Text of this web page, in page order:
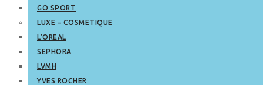
GO SPORT
LUXE – COSMETIQUE
L’OREAL
SEPHORA
LVMH
YVES ROCHER